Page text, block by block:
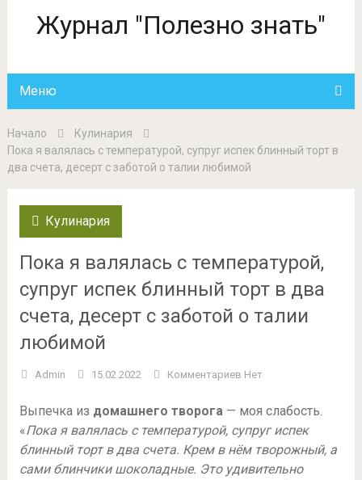
Журнал "Полезно знать"
Меню
Начало
Кулинария
Пока я валялась с температурой, супруг испек блинный торт в
два счета, десерт с заботой о талии любимой
Кулинария
Пока я валялась с температурой,
супруг испек блинный торт в два
счета, десерт с заботой о талии
любимой
Admin 15.02.2022 Комментариев Нет
Выпечка из домашнего творога— моя слабость.
«Пока я валялась с температурой, супруг испек
блинный торт в два счета. Крем в нём творожный, а
сами блинчики шоколадные. Это удивительно